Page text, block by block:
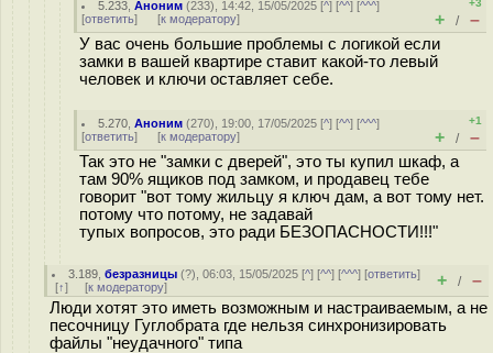
5.233 ,Аноним (233), 14:42, 15/05/2025 [^] [^^] [^^^]
[ответить] [к модератору]
+3
+ / –
У вас очень большие проблемы с логикой если
замки в вашей квартире ставит какой-то левый
человек и ключи оставляет себе.
5.270 ,Аноним (270), 19:00, 17/05/2025 [^] [^^] [^^^]
[ответить] [к модератору]
+1
+ / –
Так это не "замки с дверей", это ты купил шкаф, а
там 90% ящиков под замком, и продавец тебе
говорит "вот тому жильцу я ключ дам, а вот тому нет.
потому что потому, не задавай
тупых вопросов, это ради БЕЗОПАСНОСТИ!!!"
3.189 ,безразницы (?), 06:03, 15/05/2025 [^] [^^] [^^^] [ответить]
[↑] [к модератору] + / –
Люди хотят это иметь возможным и настраиваемым, а не
песочницу Гуглобрата где нельзя синхронизировать
файлы "неудачного" типа